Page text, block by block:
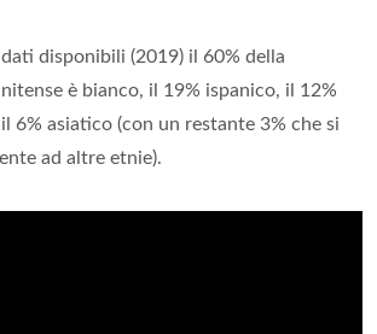
disponibili (2019) il 60% della
è bianco, il 19% ispanico, il 12%
6% asiatico (con un restante 3% che si
ad altre etnie).